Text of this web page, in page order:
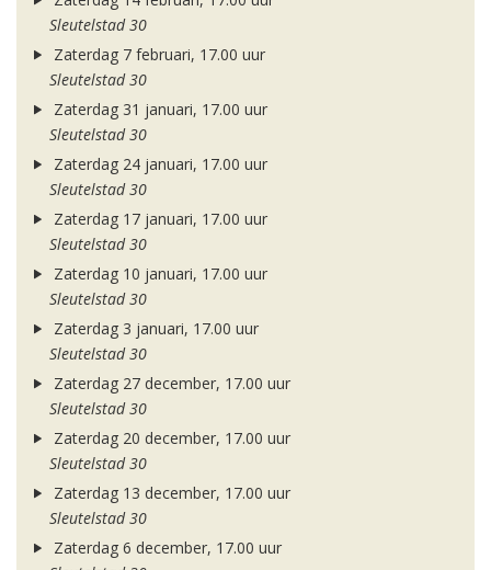
Sleutelstad 30
Zaterdag 7 februari, 17.00 uur
Sleutelstad 30
Zaterdag 31 januari, 17.00 uur
Sleutelstad 30
Zaterdag 24 januari, 17.00 uur
Sleutelstad 30
Zaterdag 17 januari, 17.00 uur
Sleutelstad 30
Zaterdag 10 januari, 17.00 uur
Sleutelstad 30
Zaterdag 3 januari, 17.00 uur
Sleutelstad 30
Zaterdag 27 december, 17.00 uur
Sleutelstad 30
Zaterdag 20 december, 17.00 uur
Sleutelstad 30
Zaterdag 13 december, 17.00 uur
Sleutelstad 30
Zaterdag 6 december, 17.00 uur